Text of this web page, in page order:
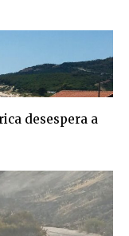
desespera a